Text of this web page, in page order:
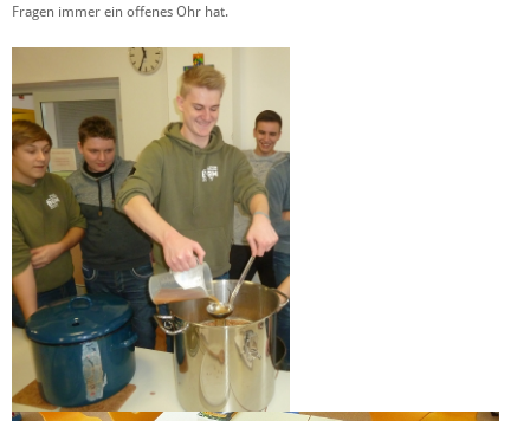
Fragen immer ein offenes Ohr hat.